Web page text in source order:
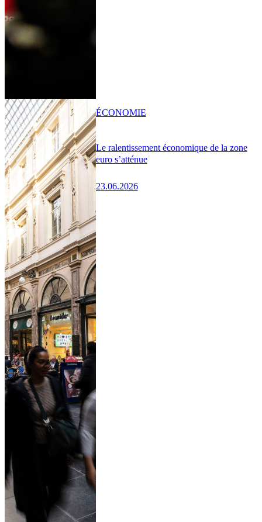
Le ralentissement économique de la zone
euro s’atténue
23.06.2026
ÉCONOMIE